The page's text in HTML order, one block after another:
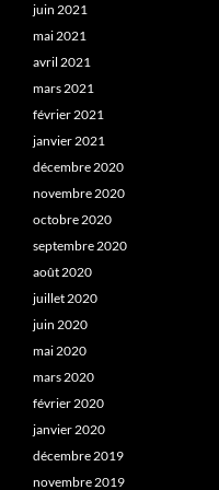
juin 2021
mai 2021
avril 2021
mars 2021
février 2021
janvier 2021
décembre 2020
novembre 2020
octobre 2020
septembre 2020
août 2020
juillet 2020
juin 2020
mai 2020
mars 2020
février 2020
janvier 2020
décembre 2019
novembre 2019